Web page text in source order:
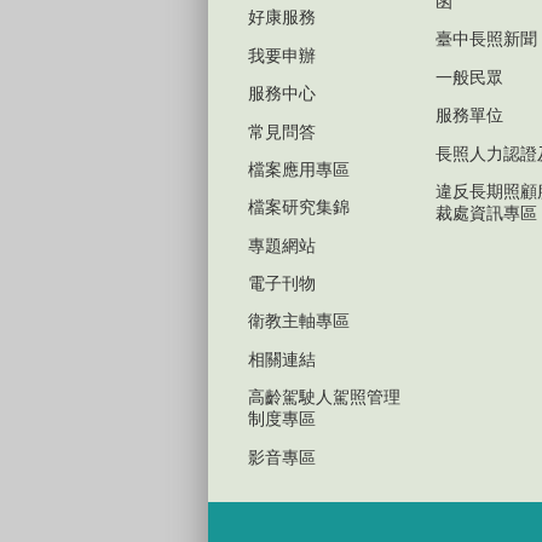
好康服務
我要申辦
服務中心
常見問答
檔案應用專區
檔案研究集錦
專題網站
電子刊物
衛教主軸專區
相關連結
高齡駕駛人駕照管理
制度專區
影音專區
臺中長照新聞
一般民眾
服務單位
長照人力認證
違反長期照顧
裁處資訊專區